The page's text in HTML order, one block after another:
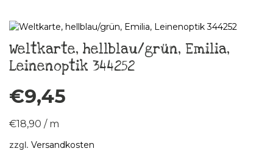
Weltkarte, hellblau/grün, Emilia,
Leinenoptik 344252
€9,45
€18,90 / m
zzgl. Versandkosten